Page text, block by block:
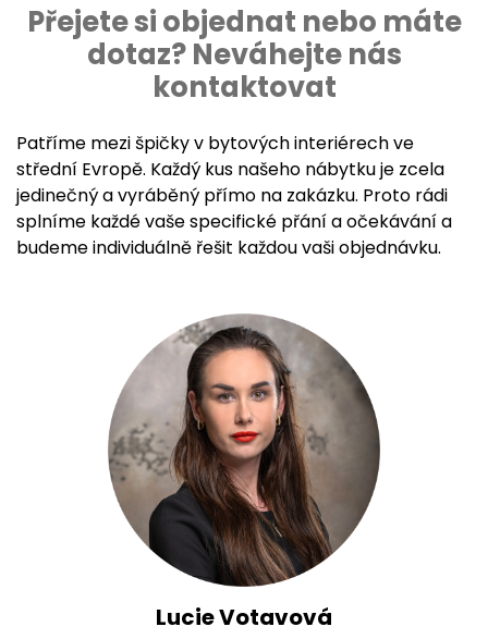
Přejete si objednat nebo máte
dotaz? Neváhejte nás
kontaktovat
Patříme mezi špičky v bytových interiérech ve
střední Evropě. Každý kus našeho nábytku je zcela
jedinečný a vyráběný přímo na zakázku. Proto rádi
splníme každé vaše specifické přání a očekávání a
budeme individuálně řešit každou vaši objednávku.
Lucie Votavová